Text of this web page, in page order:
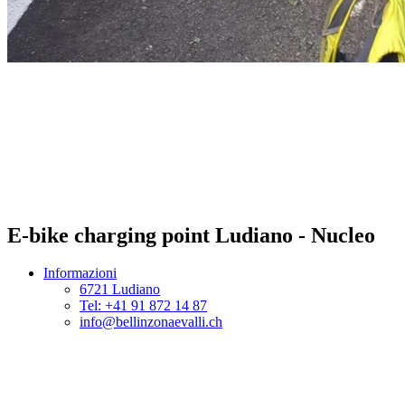
E-bike charging point Ludiano - Nucleo
Informazioni
6721 Ludiano
Tel: +41 91 872 14 87
info@bellinzonaevalli.ch